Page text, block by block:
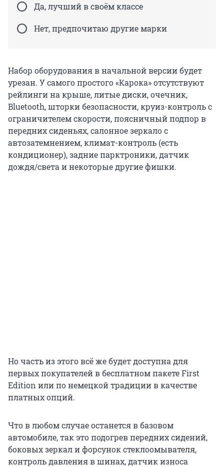
Да, лучший в своём классе
Нет, предпочитаю другие марки
Набор оборудования в начальной версии будет
урезан. У самого простого «Карока» отсутствуют
рейлинги на крыше, литые диски, очечник,
Bluetooth, шторки безопасности, круиз-контроль с
ограничителем скорости, поясничный подпор в
передних сиденьях, салонное зеркало с
автозатемнением, климат-контроль (есть
кондиционер), задние парктроники, датчик
дождя/света и некоторые другие фишки.
Но часть из этого всё же будет доступна для
первых покупателей в бесплатном пакете First
Edition или по немецкой традиции в качестве
платных опций.
Что в любом случае останется в базовом
автомобиле, так это подогрев передних сидений,
боковых зеркал и форсунок стеклоомывателя,
контроль давления в шинах, датчик износа